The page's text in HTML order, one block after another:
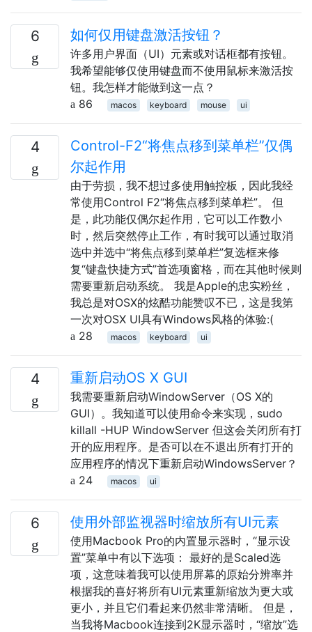
6 如何仅用键盘激活按钮？
许多用户界面（UI）元素或对话框都有按钮。
我希望能够仅使用键盘而不使用鼠标来激活按
钮。我怎样才能做到这一点？
86
macos keyboard mouse ui
4
Control-F2“将焦点移到菜单栏”仅偶
尔起作用
由于劳损，我不想过多使用触控板，因此我经
常使用Control F2“将焦点移到菜单栏”。 但
是，此功能仅偶尔起作用，它可以工作数小
时，然后突然停止工作，有时我可以通过取消
选中并选中“将焦点移到菜单栏”复选框来修
复“键盘快捷方式”首选项窗格，而在其他时候则
需要重新启动系统。 我是Apple的忠实粉丝，
我总是对OSX的炫酷功能赞叹不已，这是我第
一次对OSX UI具有Windows风格的体验:(
28
macos keyboard ui
4 重新启动OS X GUI
我需要重新启动WindowServer（OS X的
GUI）。我知道可以使用命令来实现，sudo
killall -HUP WindowServer 但这会关闭所有打
开的应用程序。是否可以在不退出所有打开的
应用程序的情况下重新启动WindowsServer？
24
macos ui
6 使用外部监视器时缩放所有UI元素
使用Macbook Pro的内置显示器时，“显示设
置”菜单中有以下选项： 最好的是Scaled选
项，这意味着我可以使用屏幕的原始分辨率并
根据我的喜好将所有UI元素重新缩放为更大或
更小，并且它们看起来仍然非常清晰。 但是，
当我将Macbook连接到2K显示器时，“缩放”选